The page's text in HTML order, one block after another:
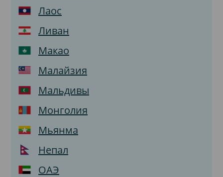
Лаос
Ливан
Макао
Малайзия
Мальдивы
Монголия
Мьянма
Непал
ОАЭ